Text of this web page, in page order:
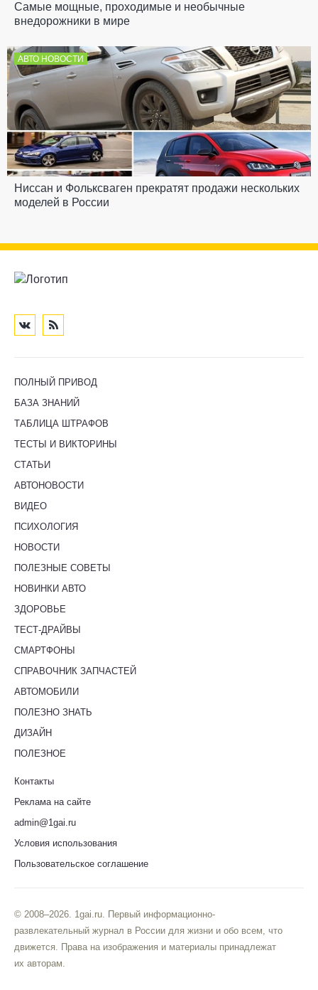
Самые мощные, проходимые и необычные
внедорожники в мире
АВТО НОВОСТИ
Ниссан и Фольксваген прекратят продажи нескольких
моделей в России
ПОЛНЫЙ ПРИВОД
БАЗА ЗНАНИЙ
ТАБЛИЦА ШТРАФОВ
ТЕСТЫ И ВИКТОРИНЫ
СТАТЬИ
АВТОНОВОСТИ
ВИДЕО
ПСИХОЛОГИЯ
НОВОСТИ
ПОЛЕЗНЫЕ СОВЕТЫ
НОВИНКИ АВТО
ЗДОРОВЬЕ
ТЕСТ-ДРАЙВЫ
СМАРТФОНЫ
СПРАВОЧНИК ЗАПЧАСТЕЙ
АВТОМОБИЛИ
ПОЛЕЗНО ЗНАТЬ
ДИЗАЙН
ПОЛЕЗНОЕ
Контакты
Реклама на сайте
admin@1gai.ru
Условия использования
Пользовательское соглашение
© 2008–2026. 1gai.ru. Первый информационно-
развлекательный журнал в России для жизни и обо всем, что
движется. Права на изображения и материалы принадлежат
их авторам.